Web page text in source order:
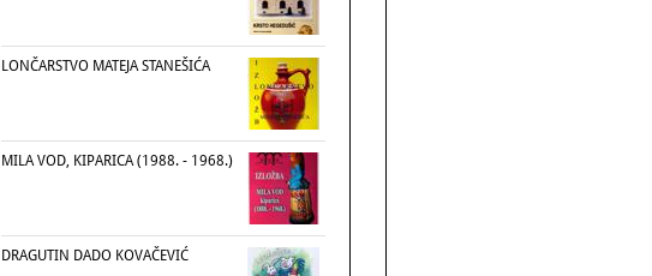
LONČARSTVO MATEJA STANEŠIĆA
MILA VOD, KIPARICA (1988. - 1968.)
DRAGUTIN DADO KOVAČEVIĆ